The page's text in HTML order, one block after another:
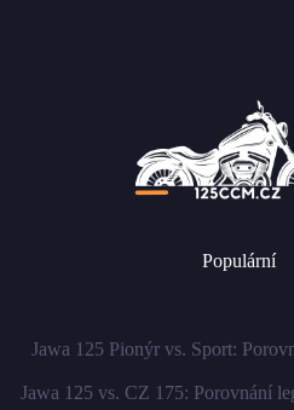
Populární
Jawa 125 Pionýr vs. Sport:
Jawa 125 vs. CZ 175: Porovnání